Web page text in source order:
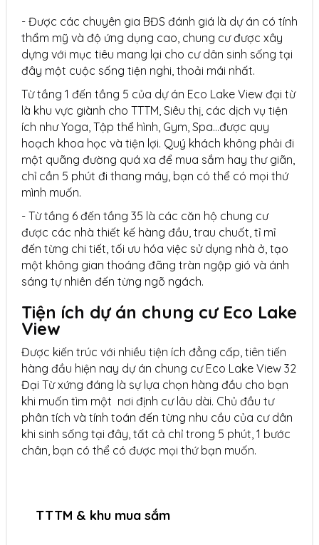
- Được các chuyên gia BĐS đánh giá là dự án có tính
thẩm mỹ và độ ứng dụng cao, chung cư được xây
dựng với mục tiêu mang lại cho cư dân sinh sống tại
đây một cuộc sống tiện nghi, thoải mái nhất.
Từ tầng 1 đến tầng 5 của dự án Eco Lake View đại từ
là khu vực giành cho TTTM, Siêu thị, các dịch vụ tiện
ích như Yoga, Tập thể hình, Gym, Spa…được quy
hoạch khoa học và tiện lợi. Quý khách không phải đi
một quãng đường quá xa để mua sắm hay thư giãn,
chỉ cần 5 phút đi thang máy, bạn có thể có mọi thứ
mình muốn.
- Từ tầng 6 đến tầng 35 là các căn hộ chung cư
được các nhà thiết kế hàng đầu, trau chuốt, tỉ mỉ
đến từng chi tiết, tối ưu hóa việc sử dụng nhà ở, tạo
một không gian thoáng đãng tràn ngập gió và ánh
sáng tự nhiên đến từng ngõ ngách.
Tiện ích dự án chung cư Eco Lake
View
Được kiến trúc với nhiều tiện ích đẳng cấp, tiên tiến
hàng đầu hiện nay dự án chung cư Eco Lake View 32
Đại Từ xứng đáng là sự lựa chọn hàng đầu cho bạn
khi muốn tìm một nơi định cư lâu dài. Chủ đầu tư
phân tích và tính toán đến từng nhu cầu của cư dân
khi sinh sống tại đây, tất cả chỉ trong 5 phút, 1 bước
chân, bạn có thể có được mọi thứ bạn muốn.
TTTM & khu mua sắm